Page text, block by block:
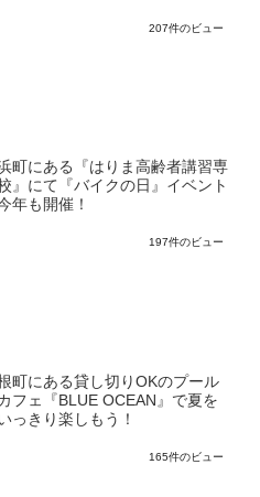
207件のビュー
町にある『はりま高齢者講習専
』にて『バイクの日』イベント
年も開催！
197件のビュー
町にある貸し切りOKのプール
フェ『BLUE OCEAN』で夏を
っきり楽しもう！
165件のビュー